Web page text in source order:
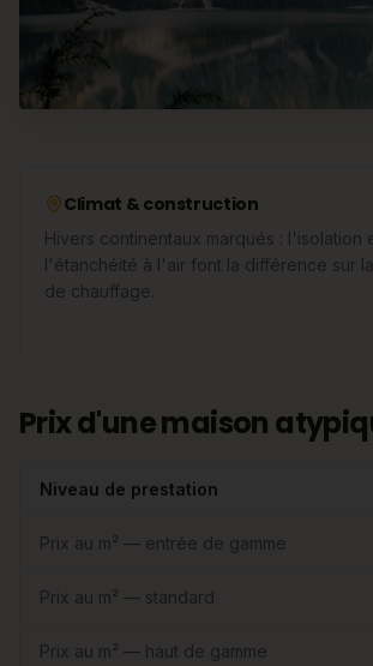
Climat & construction
Hivers continentaux marqués : l'isolation
l'étanchéité à l'air font la différence sur
de chauffage.
Prix d'une maison
Niveau de prestation
Prix au m² — entrée de gamme
Prix au m² — standard
Prix au m² — haut de gamme